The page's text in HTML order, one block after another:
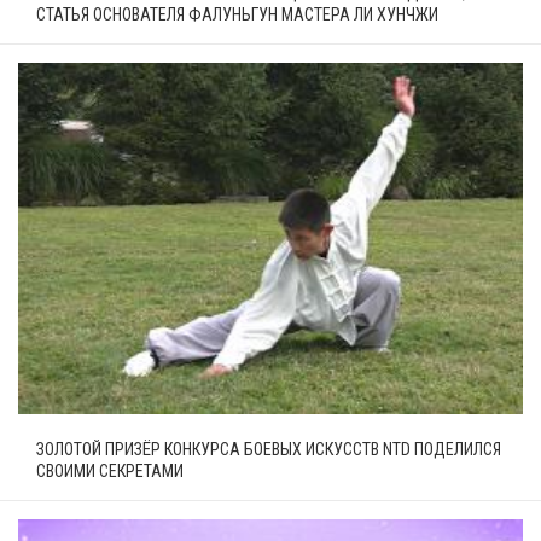
СТАТЬЯ ОСНОВАТЕЛЯ ФАЛУНЬГУН МАСТЕРА ЛИ ХУНЧЖИ
ЗОЛОТОЙ ПРИЗЁР КОНКУРСА БОЕВЫХ ИСКУССТВ NTD ПОДЕЛИЛСЯ
СВОИМИ СЕКРЕТАМИ